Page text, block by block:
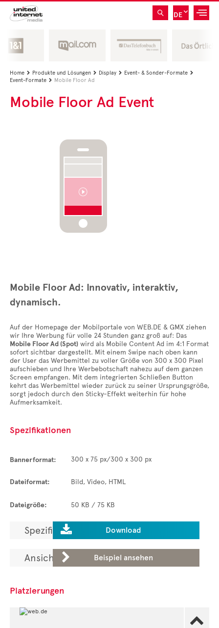
DE
Home  Produkte und Lösungen  Display  Event- & Sonder-Formate 
Event-Formate  Mobile Floor Ad
Mobile Floor Ad Event
Mobile Floor Ad: Innovativ, interaktiv,
dynamisch.
Auf der Homepage der Mobilportale von WEB.DE & GMX ziehen
wir Ihre Werbung für volle 24 Stunden ganz groß auf: Das
Mobile Floor Ad (Spot) wird als Mobile Content Ad im 4:1 Format
sofort sichtbar dargestellt. Mit einem Swipe nach oben kann
der User das Werbemittel zu voller Größe von 300 x 300 Pixel
aufschieben und Ihre Werbebotschaft nahezu auf dem ganzen
Screen empfangen. Mit dem integrierten Schließen Button
kehrt das Werbemittel wieder zurück zu seiner Ursprungsgröße,
sorgt jedoch durch den Sticky-Effekt weiterhin für hohe
Aufmerksamkeit.
Spezifikationen
Bannerformat: 300 x 75 px/300 x 300 px
Dateiformat: Bild, Video, HTML
Dateigröße: 50 KB / 75 KB
Spezifikationen laden.
 Download
Ansicht in der ADGallery.
 Beispiel ansehen
Platzierungen
